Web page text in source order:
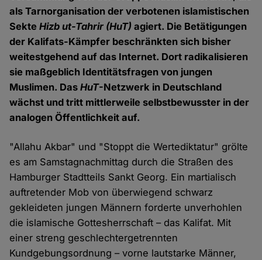
als Tarnorganisation der verbotenen islamistischen
SekteHizb ut-Tahrir (HuT) agiert. Die Betätigungen
der Kalifats-Kämpfer beschränkten sich bisher
weitestgehend auf das Internet. Dort radikalisieren
sie maßgeblich Identitätsfragen von jungen
Muslimen. DasHuT-Netzwerk in Deutschland
wächst und tritt mittlerweile selbstbewusster in der
analogen Öffentlichkeit auf.
"Allahu Akbar" und "Stoppt die Wertediktatur" grölte
es am Samstagnachmittag durch die Straßen des
Hamburger Stadtteils Sankt Georg. Ein martialisch
auftretender Mob von überwiegend schwarz
gekleideten jungen Männern forderte unverhohlen
die islamische Gottesherrschaft – das Kalifat. Mit
einer streng geschlechtergetrennten
Kundgebungsordnung – vorne lautstarke Männer,